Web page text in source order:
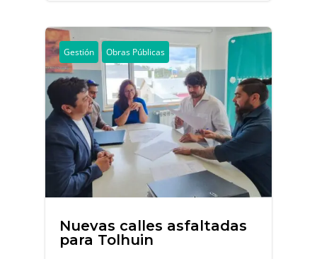
Gestión Obras Públicas
Nuevas calles asfaltadas
para Tolhuin